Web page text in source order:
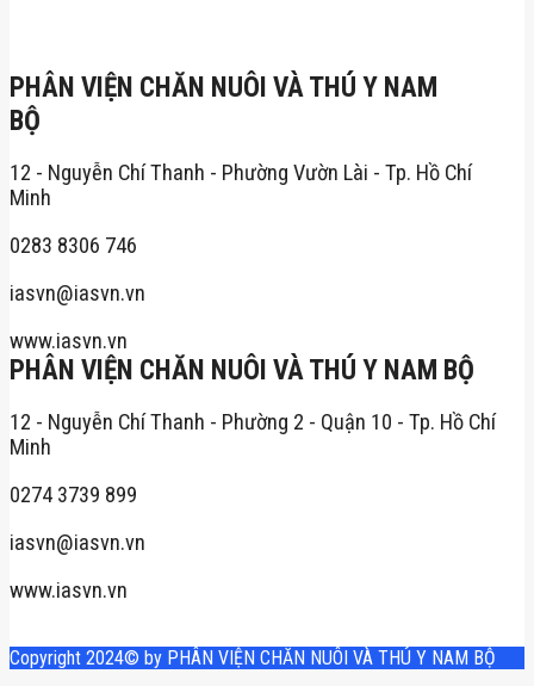
PHÂN VIỆN CHĂN NUÔI VÀ THÚ Y NAM
BỘ
12 - Nguyễn Chí Thanh - Phường Vườn Lài - Tp. Hồ Chí
Minh
0283 8306 746
iasvn@iasvn.vn
www.iasvn.vn
PHÂN VIỆN CHĂN NUÔI VÀ THÚ Y NAM BỘ
12 - Nguyễn Chí Thanh - Phường 2 - Quận 10 - Tp. Hồ Chí
Minh
0274 3739 899
iasvn@iasvn.vn
www.iasvn.vn
Copyright 2024© by PHÂN VIỆN CHĂN NUÔI VÀ THÚ Y NAM BỘ